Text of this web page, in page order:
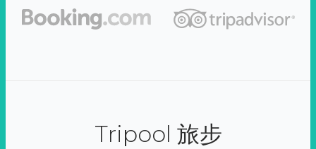
Tripool 旅步